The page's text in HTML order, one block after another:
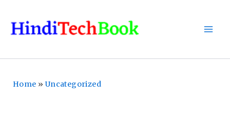
Content
Home » Uncategorized